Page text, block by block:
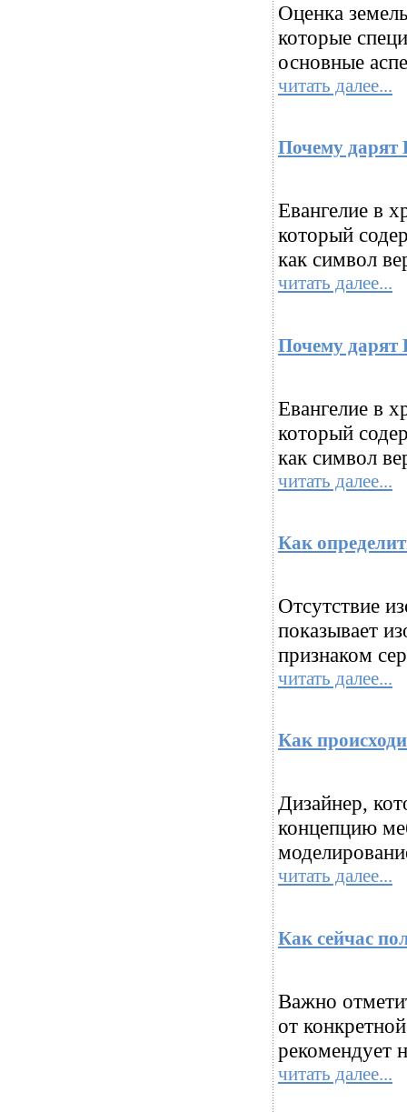
Оценка
которые
основные
читать далее...
Почему дарят
Евангелие в
который
как символ
читать далее...
Почему дарят
Евангелие в
который
как символ
читать далее...
Как
Отсутствие
показывает
признаком
читать далее...
Как
Дизайнер,
концепцию
читать далее...
Как сейчас
Важно
от
рекомендует
читать далее...